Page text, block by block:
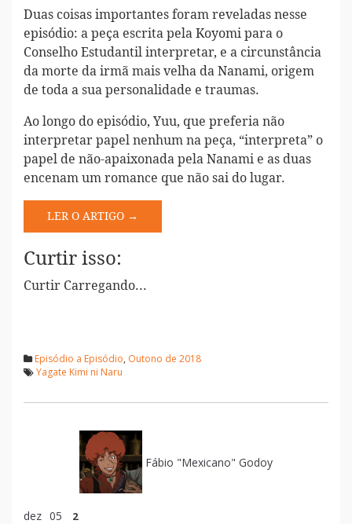
Duas coisas importantes foram reveladas nesse
episódio: a peça escrita pela Koyomi para o
Conselho Estudantil interpretar, e a circunstância
da morte da irmã mais velha da Nanami, origem
de toda a sua personalidade e traumas.
Ao longo do episódio, Yuu, que preferia não
interpretar papel nenhum na peça, “interpreta” o
papel de não-apaixonada pela Nanami e as duas
encenam um romance que não sai do lugar.
LER O ARTIGO →
Curtir isso:
Curtir Carregando...
Episódio a Episódio, Outono de 2018
Yagate Kimi ni Naru
Fábio "Mexicano" Godoy
dez 05 2